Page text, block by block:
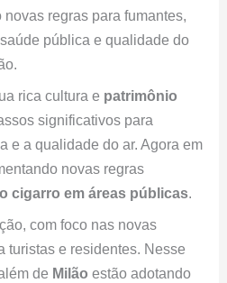
novas regras para fumantes,
pública e qualidade do
rica cultura e patrimônio
significativos para
e a qualidade do ar. Agora em
novas regras
cigarro em áreas públicas.
com foco nas novas
turistas e residentes. Nesse
de Milão estão adotando